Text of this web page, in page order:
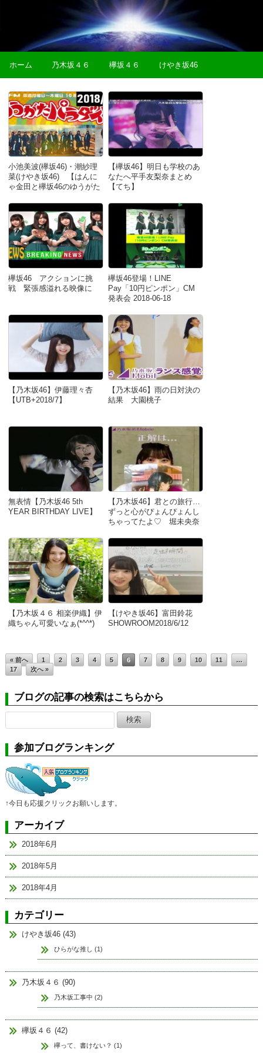
ホーム 乃木坂４６ 欅坂４６ けやき坂46
小池美波(欅坂46)・潮紗理
菜(けやき坂46) 【はんに
ゃ金田と欅坂46のゆうがた
【欅坂46】明日も学校のあ
なたへ平手友梨奈まとめ
【てち】
欅坂46 アクションに挑
戦 緊張感溢れる映像に
欅坂46登場！LINE
Pay「10円ピンポン」CM
発表会 2018-06-18
【乃木坂46】伊藤理々杏
【UTB+2018/7】
【乃木坂46】雨の日対決の
結果 大園桃子
無表情【乃木坂46 5th
YEAR BIRTHDAY LIVE】
【乃木坂46】君との旅行…
ずっと心がぴょんぴょんし
ちゃってたよ♡ 堀未央奈
【乃木坂４６ 相楽伊織】伊
織ちゃん可愛いなぁ(*^^*)
【けやき坂46】富田鈴花
SHOWROOM2018/6/12
« 前へ 1 2 3 4 5 6 7 8 9 10 11
…
17
次へ »
ブログの記事の検索はこちらから
索:
参加ブログランキング
↑今日も応援クリックお願いします。
アーカイブ
2018年6月
2018年5月
2018年4月
カテゴリー
けやき坂46 (43)
ひらがな推し (1)
乃木坂４６ (90)
乃木坂工事中 (2)
欅坂４６ (42)
欅って、書けない？ (1)